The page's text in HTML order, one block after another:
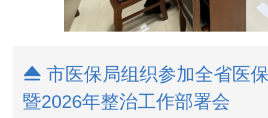
 市医保局组织参加全省医
暨2026年整治工作部署会